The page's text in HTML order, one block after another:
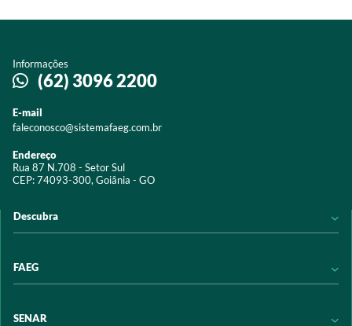
Informações
(62) 3096 2200
E-mail
faleconosco@sistemafaeg.com.br
Endereço
Rua 87 N.708 - Setor Sul
CEP: 74093-300, Goiânia - GO
Descubra
Acervo digital
FAEG
SENAR